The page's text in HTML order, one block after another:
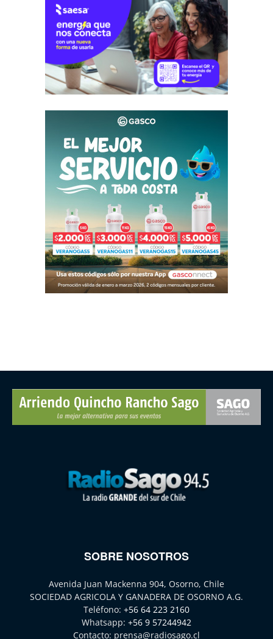
SOBRE NOSOTROS
Avenida Juan Mackenna 904, Osorno, Chile
SOCIEDAD AGRICOLA Y GANADERA DE OSORNO A.G.
Teléfono: +56 64 223 2160
Whatsapp: +56 9 57244942
Contacto: prensa@radiosago.cl